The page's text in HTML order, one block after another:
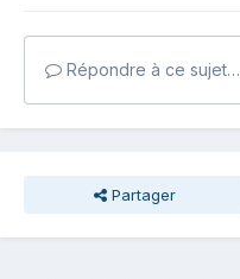
Répondre à ce sujet…
Partager